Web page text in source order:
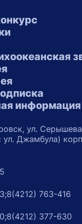
информация
ул.
Джамбула)
8(4212) 763-416
8(4212) 377-630